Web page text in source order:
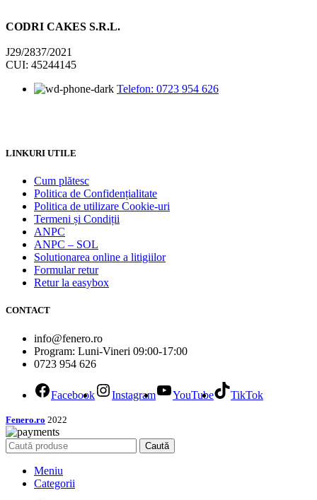
CODRI CAKES S.R.L.
J29/2837/2021
CUI: 45244145
Telefon: 0723 954 626
LINKURI UTILE
Cum plătesc
Politica de Confidențialitate
Politica de utilizare Cookie-uri
Termeni și Condiții
ANPC
ANPC – SOL
Solutionarea online a litigiilor
Formular retur
Retur la easybox
CONTACT
info@fenero.ro
Program: Luni-Vineri 09:00-17:00
0723 954 626
Facebook Instagram YouTube TikTok
Fenero.ro 2022
Caută
Meniu
Categorii